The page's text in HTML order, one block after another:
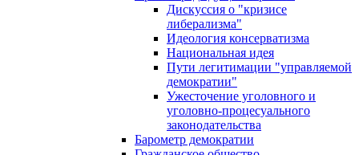
Дискуссия о "кризисе
либерализма"
Идеология консерватизма
Национальная идея
Пути легитимации "управляемой
демократии"
Ужесточение уголовного и
уголовно-процесуального
законодательства
Барометр демократии